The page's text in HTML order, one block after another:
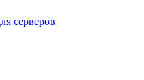
серверов